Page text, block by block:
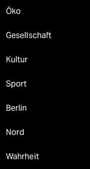
Öko
Gesellschaft
Kultur
Sport
Berlin
Nord
Wahrheit